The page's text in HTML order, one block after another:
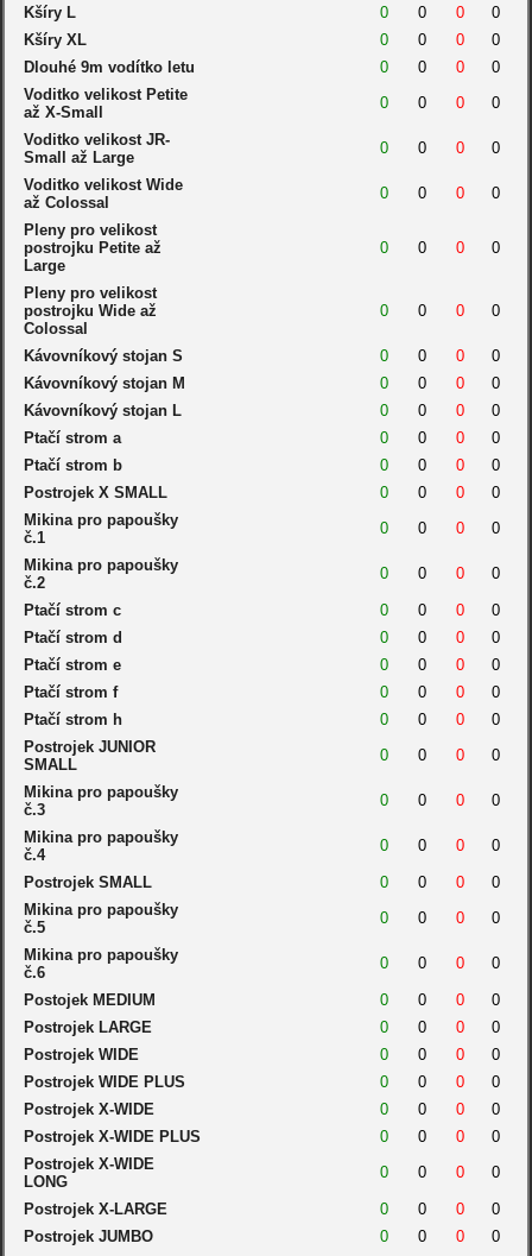
Kšíry L
0 0 0
0
Kšíry XL
0 0 0
0
Dlouhé 9m vodítko letu
0 0 0
0
Voditko velikost Petite
až X-Small
0 0 0 0
Voditko velikost JR-
Small až Large
0 0 0 0
Voditko velikost Wide
až Colossal
0 0 0 0
Pleny pro velikost
postrojku Petite až
Large
0 0 0 0
Pleny pro velikost
postrojku Wide až
Colossal
0 0 0 0
Kávovníkový stojan S 0 0 0
0
Kávovníkový stojan M
0 0 0
0
Kávovníkový stojan L
0 0 0
0
Ptačí strom a
0 0 0
0
Ptačí strom b
0 0 0
0
Postrojek X SMALL
0 0 0
0
Mikina pro papoušky
č.1
0 0 0 0
Mikina pro papoušky
č.2
0 0 0 0
Ptačí strom c 0 0 0
0
Ptačí strom d
0 0 0
0
Ptačí strom e
0 0 0
0
Ptačí strom f
0 0 0
0
Ptačí strom h
0 0 0
0
Postrojek JUNIOR
SMALL
0 0 0 0
Mikina pro papoušky
č.3
0 0 0 0
Mikina pro papoušky
č.4
0 0 0 0
Postrojek SMALL 0 0 0
0
Mikina pro papoušky
č.5
0 0 0 0
Mikina pro papoušky
č.6
0 0 0 0
Postojek MEDIUM 0 0 0
0
Postrojek LARGE
0 0 0
0
Postrojek WIDE
0 0 0
0
Postrojek WIDE PLUS
0 0 0
0
Postrojek X-WIDE
0 0 0
0
Postrojek X-WIDE PLUS
0 0 0
0
Postrojek X-WIDE
LONG
0 0 0 0
Postrojek X-LARGE 0 0 0
0
Postrojek JUMBO
0 0 0
0